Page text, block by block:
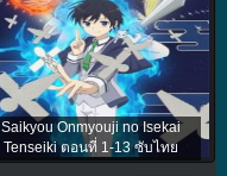
Saikyou Onmyouji no Isekai
Tenseiki ตอนที่ 1-13 ซับไทย